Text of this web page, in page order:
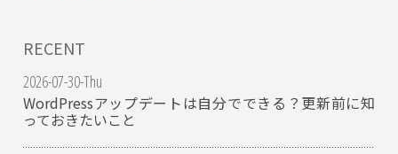
RECENT
2026-07-30-Thu
WordPressアップデートは自分でできる？更新前に知
っておきたいこと